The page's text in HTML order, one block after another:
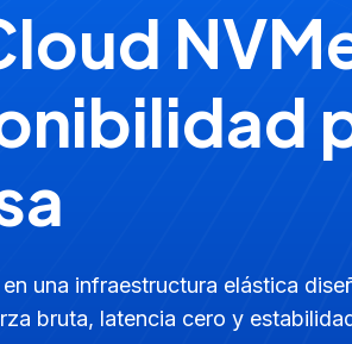
una infraestructura elástica
bruta, latencia cero y